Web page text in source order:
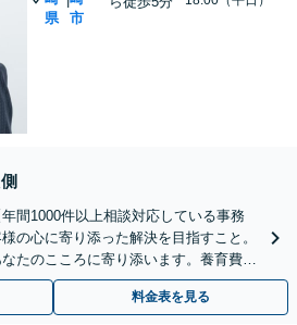
県
市
間1000件以上相談対応している事務
の心に寄り添った解決を目指すこと。
たのこころに寄り添います。養育費や
意分野の一つです。
料金表を見る